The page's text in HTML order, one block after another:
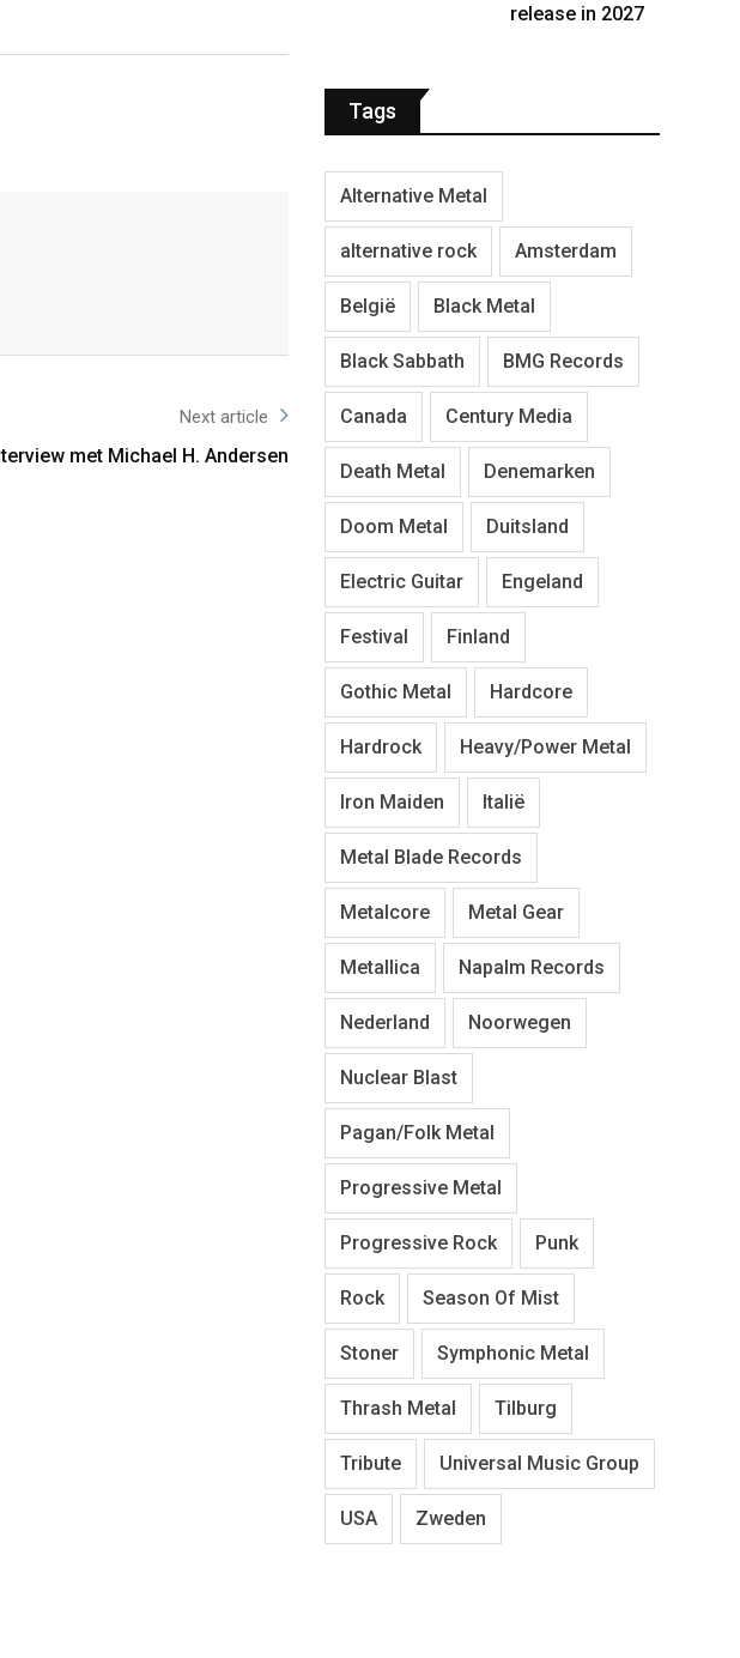
Next article
met Michael H. Andersen
release in 2027
Tags
Alternative Metal
alternative rock Amsterdam
België Black Metal
Black Sabbath BMG Records
Canada Century Media
Death Metal Denemarken
Doom Metal Duitsland
Electric Guitar Engeland
Festival Finland
Gothic Metal Hardcore
Hardrock Heavy/Power Metal
Iron Maiden Italië
Metal Blade Records
Metalcore Metal Gear
Metallica Napalm Records
Nederland Noorwegen
Nuclear Blast
Pagan/Folk Metal
Progressive Metal
Progressive Rock Punk
Rock Season Of Mist
Stoner Symphonic Metal
Thrash Metal Tilburg
Tribute Universal Music Group
USA Zweden